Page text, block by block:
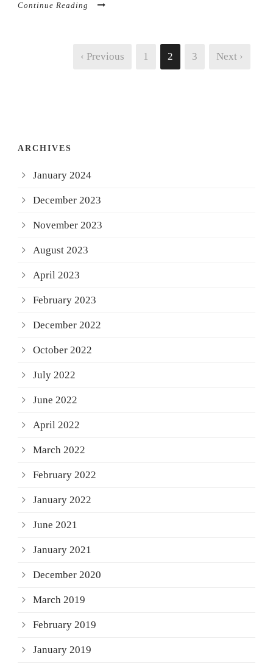
Continue Reading
‹ Previous 1 2 3 Next ›
ARCHIVES
January 2024
December 2023
November 2023
August 2023
April 2023
February 2023
December 2022
October 2022
July 2022
June 2022
April 2022
March 2022
February 2022
January 2022
June 2021
January 2021
December 2020
March 2019
February 2019
January 2019